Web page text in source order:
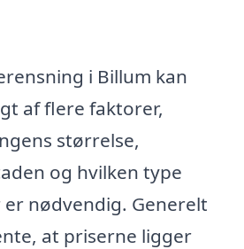
i Billum kan
af flere faktorer,
størrelse,
og hvilken type
nødvendig. Generelt
at priserne ligger